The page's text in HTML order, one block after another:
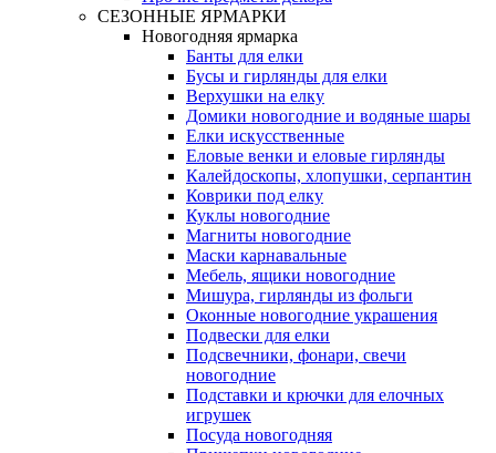
СЕЗОННЫЕ ЯРМАРКИ
Новогодняя ярмарка
Банты для елки
Бусы и гирлянды для елки
Верхушки на елку
Домики новогодние и водяные шары
Елки искусственные
Еловые венки и еловые гирлянды
Калейдоскопы, хлопушки, серпантин
Коврики под елку
Куклы новогодние
Магниты новогодние
Маски карнавальные
Мебель, ящики новогодние
Мишура, гирлянды из фольги
Оконные новогодние украшения
Подвески для елки
Подсвечники, фонари, свечи
новогодние
Подставки и крючки для елочных
игрушек
Посуда новогодняя